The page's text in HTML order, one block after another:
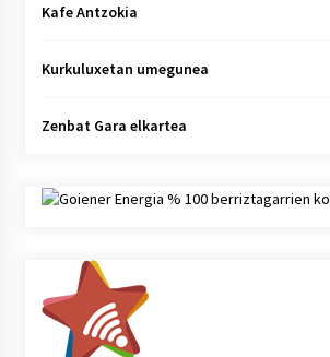
Kafe Antzokia
Kurkuluxetan umegunea
Zenbat Gara elkartea